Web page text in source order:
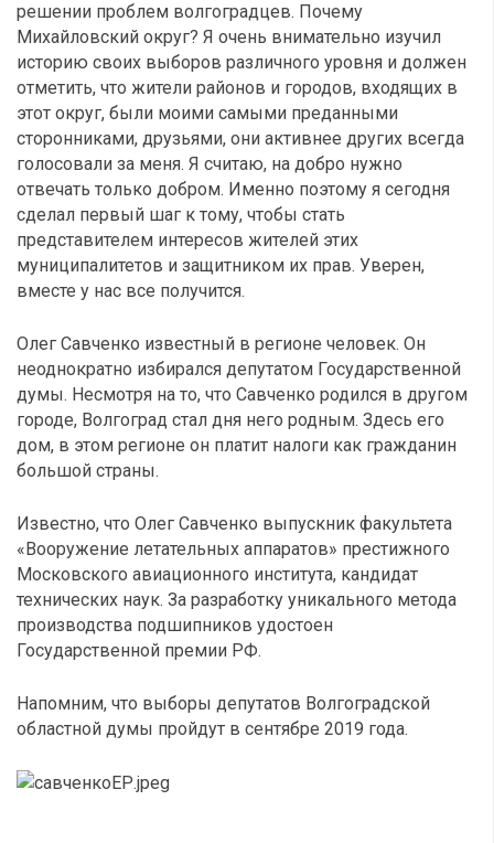
решении проблем волгоградцев. Почему
Михайловский округ? Я очень внимательно изучил
историю своих выборов различного уровня и должен
отметить, что жители районов и городов, входящих в
этот округ, были моими самыми преданными
сторонниками, друзьями, они активнее других всегда
голосовали за меня. Я считаю, на добро нужно
отвечать только добром. Именно поэтому я сегодня
сделал первый шаг к тому, чтобы стать
представителем интересов жителей этих
муниципалитетов и защитником их прав. Уверен,
вместе у нас все получится.
Олег Савченко известный в регионе человек. Он
неоднократно избирался депутатом Государственной
думы. Несмотря на то, что Савченко родился в другом
городе, Волгоград стал дня него родным. Здесь его
дом, в этом регионе он платит налоги как гражданин
большой страны.
Известно, что Олег Савченко выпускник факультета
«Вооружение летательных аппаратов» престижного
Московского авиационного института, кандидат
технических наук. За разработку уникального метода
производства подшипников удостоен
Государственной премии РФ.
Напомним, что выборы депутатов Волгоградской
областной думы пройдут в сентябре 2019 года.